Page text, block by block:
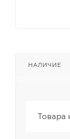
НАЛИЧИЕ
Товара